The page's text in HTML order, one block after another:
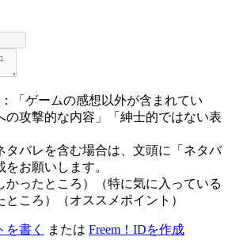
「ゲームの感想以外が含まれてい
の攻撃的な内容」「紳士的ではない表
タバレを含む場合は、文頭に「ネタバ
お願いします。
かったところ）（特に気に入っている
ころ）（オススメポイント）
を書く または Freem！IDを作成